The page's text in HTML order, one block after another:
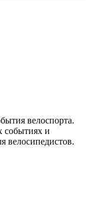
велоспорта.
событиях и
велосипедистов.